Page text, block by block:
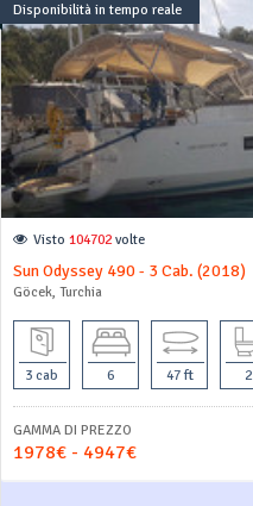
Disponibilità in tempo reale
Visto 104702 volte
Sun Odyssey 490 - 3 Cab. (2018)
Göcek, Turchia
3 cab 6 47 ft 2
GAMMA DI PREZZO
1978€ - 4947€